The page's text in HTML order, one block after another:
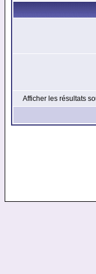
Afficher les résultats